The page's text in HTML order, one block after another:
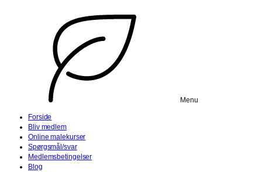
Menu
Forside
Bliv medlem
Online malekurser
Spørgsmål/svar
Medlemsbetingelser
Blog